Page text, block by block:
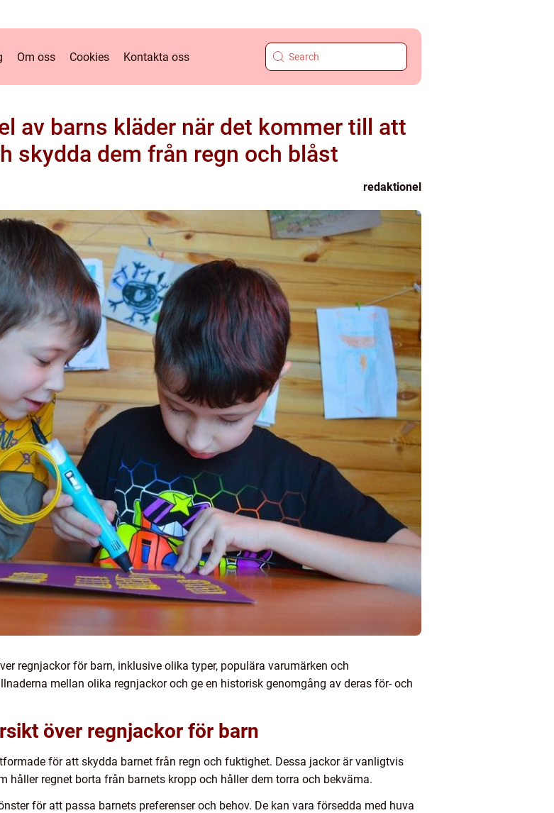
Om oss Cookies Kontakta oss
av barns kläder när det kommer till att
skydda dem från regn och blåst
redaktionel
regnjackor för barn, inklusive olika typer, populära varumärken och
mellan olika regnjackor och ge en historisk genomgång av deras för- och
över regnjackor för barn
för att skydda barnet från regn och fuktighet. Dessa jackor är vanligtvis
regnet borta från barnets kropp och håller dem torra och bekväma.
för att passa barnets preferenser och behov. De kan vara försedda med huva